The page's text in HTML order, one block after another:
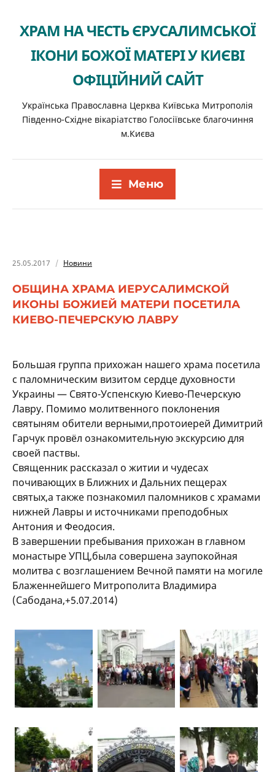
ХРАМ НА ЧЕСТЬ ЄРУСАЛИМСЬКОЇ
ІКОНИ БОЖОЇ МАТЕРІ У КИЄВІ
ОФІЦІЙНИЙ САЙТ
Українська Православна Церква Київська Митрополія
Південно-Східне вікаріатство Голосіївське благочиння
м.Києва
Меню
25.05.2017 Новини
ОБЩИНА ХРАМА ИЕРУСАЛИМСКОЙ
ИКОНЫ БОЖИЕЙ МАТЕРИ ПОСЕТИЛА
КИЕВО-ПЕЧЕРСКУЮ ЛАВРУ
Большая группа прихожан нашего храма посетила
с паломническим визитом сердце духовности
Украины — Свято-Успенскую Киево-Печерскую
Лавру. Помимо молитвенного поклонения
святыням обители верными,протоиерей Димитрий
Гарчук провёл ознакомительную экскурсию для
своей паствы.
Священник рассказал о житии и чудесах
почивающих в Ближних и Дальних пещерах
святых,а также познакомил паломников с храмами
нижней Лавры и источниками преподобных
Антония и Феодосия.
В завершении пребывания прихожан в главном
монастыре УПЦ,была совершена заупокойная
молитва с возглашением Вечной памяти на могиле
Блаженнейшего Митрополита Владимира
(Сабодана,+5.07.2014)